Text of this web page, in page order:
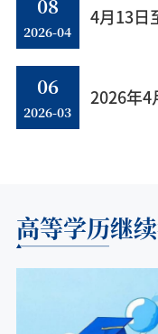
2026-04
4月13日
06
2026-03
2026年4
高等学历继